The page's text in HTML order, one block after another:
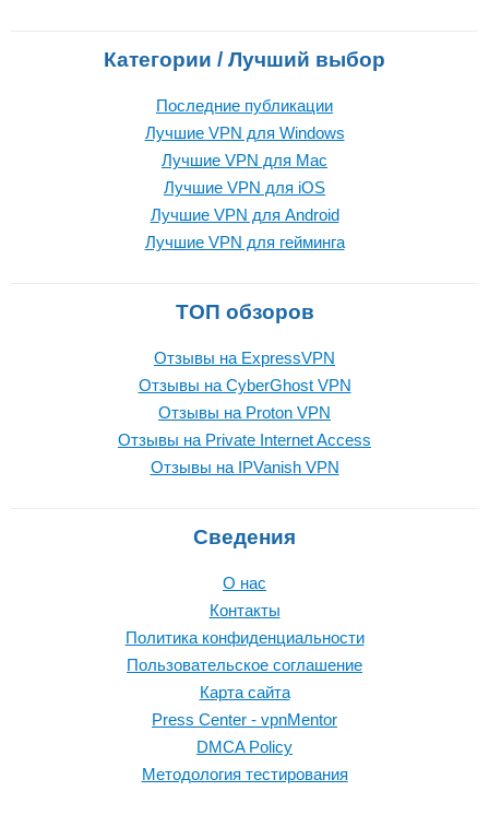
Категории / Лучший выбор
Последние публикации
Лучшие VPN для Windows
Лучшие VPN для Mac
Лучшие VPN для iOS
Лучшие VPN для Android
Лучшие VPN для гейминга
ТОП обзоров
Отзывы на ExpressVPN
Отзывы на CyberGhost VPN
Отзывы на Proton VPN
Отзывы на Private Internet Access
Отзывы на IPVanish VPN
Сведения
О нас
Контакты
Политика конфиденциальности
Пользовательское соглашение
Карта сайта
Press Center - vpnMentor
DMCA Policy
Методология тестирования